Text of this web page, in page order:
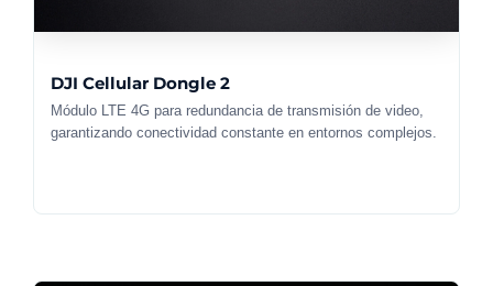
DJI Cellular Dongle 2
Módulo LTE 4G para redundancia de transmisión de video,
garantizando conectividad constante en entornos complejos.